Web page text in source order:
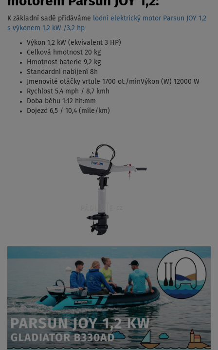
K základní sadě přidáváme lodní elektrický motor Parsun JOY 1,2
s výkonem 1,2 kW /3,2 hp
Výkon 1,2 kW (ekvivalent 3 HP)
Celková hmotnost 20 kg
Hmotnost baterie 9,2 kg
Standardní nabíjení 8h
Jmenovité otáčky vrtule 1700 ot./minVýkon (W) 12000 W
Rychlost 5,4 mph / 8,7 kmh
Doba běhu 1:12 hh:mm
Dojezd 6,5 / 10,4 (míle/km)